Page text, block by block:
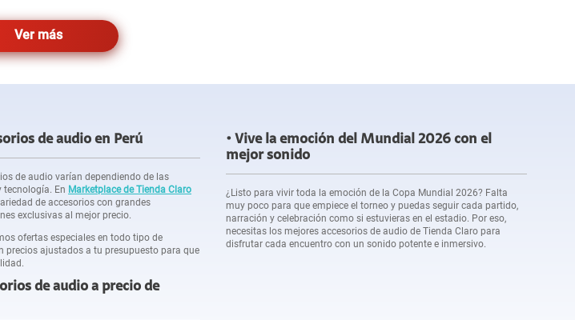
Ver más
de audio en Perú
de audio varían dependiendo de las
tecnología. En Marketplace de Tienda Claro
de accesorios con grandes
exclusivas al mejor precio.
ofertas especiales en todo tipo de
precios ajustados a tu presupuesto para que
de audio a precio de
Vive la emoción del Mundial 2026 con el
mejor sonido
¿Listo para vivir toda la emoción de la Copa Mundial 2026? Falta
muy poco para que empiece el torneo y puedas seguir cada partido,
narración y celebración como si estuvieras en el estadio. Por eso,
necesitas los mejores accesorios de audio de Tienda Claro para
disfrutar cada encuentro con un sonido potente e inmersivo.